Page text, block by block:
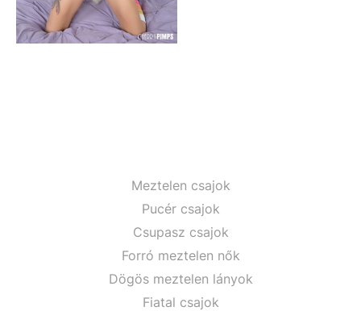
Meztelen csajok
Pucér csajok
Csupasz csajok
Forró meztelen nők
Dögös meztelen lányok
Fiatal csajok